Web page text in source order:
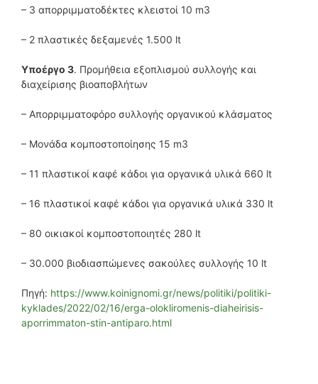
– 3 απορριμματοδέκτες κλειστοί 10 m3
– 2 πλαστικές δεξαμενές 1.500 lt
Υποέργο 3. Προμήθεια εξοπλισμού συλλογής και
διαχείρισης βιοαποβλήτων
– Απορριμματοφόρο συλλογής οργανικού κλάσματος
– Μονάδα κομποστοποίησης 15 m3
– 11 πλαστικοί καφέ κάδοι για οργανικά υλικά 660 lt
– 16 πλαστικοί καφέ κάδοι για οργανικά υλικά 330 lt
– 80 οικιακοί κομποστοποιητές 280 lt
– 30.000 βιοδιασπώμενες σακούλες συλλογής 10 lt
Πηγή: https://www.koinignomi.gr/news/politiki/politiki-
kyklades/2022/02/16/erga-olokliromenis-diaheirisis-
aporrimmaton-stin-antiparo.html